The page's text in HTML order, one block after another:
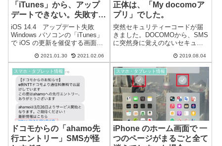
「iTunes」から、アップ
デートできない。失敗す
る。
iOS 14.4 アップデート失敗
Windows パソコンの「iTunes」
で iOS の更新を催促する画面が
アップデートしようとしました
エラー「iPhone をアッ...
2021.01.30 2021.02.06
正体は、「My docomoア
プリ」でした。
突然セキュリティーコードが届
きました。DOCOMOから、SMS
に突然身に覚えのないセキュリ
カウントの2段階認証ログインに
使用するものです。誰かが、ロ
グインしようとしていたと思わ
れます。 dアカウント利用履
歴の...
2019.08.04
スマホ・タブレット情報
ドコモからの「ahamo先
行エントリー」SMSが怪
スマホ・タブレット情報
iPhone のホーム画面で 一
つのページがまるごと全て